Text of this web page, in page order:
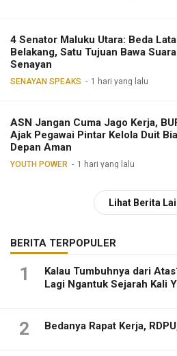
4 Senator Maluku Utara: Beda
Belakang, Satu Tujuan Bawa
Senayan
SENAYAN SPEAKS 1 hari yang lalu
ASN Jangan Cuma Jago Kerja,
Ajak Pegawai Pintar Kelola Duit
Depan Aman
YOUTH POWER 1 hari yang lalu
Lihat Berita
BERITA TERPOPULER
1
Kalau Tumbuhnya dari
Lagi Ngantuk Sejarah Kali
2 Bedanya Rapat Kerja,